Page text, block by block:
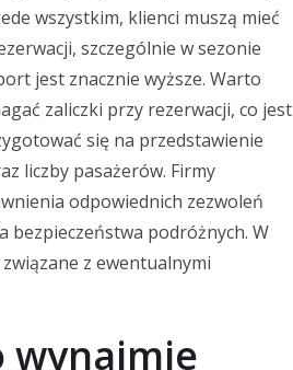
wszystkim, klienci muszą mieć
szczególnie w sezonie
jest znacznie wyższe. Warto
zaliczki przy rezerwacji, co jest
się na przedstawienie
liczby pasażerów. Firmy
odpowiednich zezwoleń
bezpieczeństwa podróżnych. W
z ewentualnymi
wynajmie